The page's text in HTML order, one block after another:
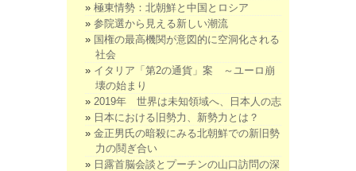
極東情勢：北朝鮮と中国とロシア
参院選から見える新しい潮流
国権の最高機関が意図的に空洞化される
社会
イタリア「第2の通貨」案 ～ユーロ崩
壊の始まり
2019年 世界は未知領域へ、日本人の志
日本における旧勢力、新勢力とは？
金正男氏の暗殺にみる北朝鮮での新旧勢
力の鬩ぎ合い
日露首脳会談とプーチンの山口訪問の深